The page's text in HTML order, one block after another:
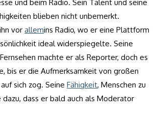
und beim Radio. Sein Talent und seine
blieben nicht unbemerkt.
vor allemins Radio, wo er eine Plattform
ideal widerspiegelte. Seine
machte er als Reporter, doch es
bis er die Aufmerksamkeit von großen
sich zog. Seine Fähigkeit, Menschen zu
dass er bald auch als Moderator